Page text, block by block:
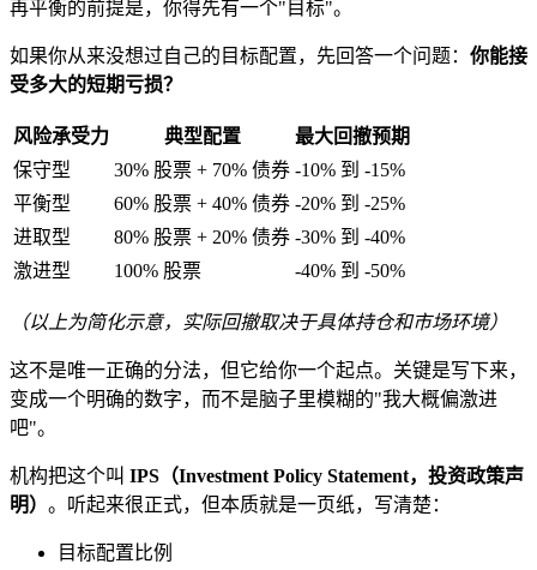
再平衡的前提是，你得先有一个"目标"。
如果你从来没想过自己的目标配置，先回答一个问题： 你能接
受多大的短期亏损？
风险承受力 典型配置
最大回撤预期
保守型
30% 股票 + 70% 债券 -10% 到 -15%
平衡型
60% 股票 + 40% 债券 -20% 到 -25%
进取型
80% 股票 + 20% 债券 -30% 到 -40%
激进型
100% 股票 -40% 到 -50%
（以上为简化示意，实际回撤取决于具体持仓和市场环境）
这不是唯一正确的分法，但它给你一个起点。关键是写下来，
变成一个明确的数字，而不是脑子里模糊的"我大概偏激进
吧"。
机构把这个叫 IPS（Investment Policy Statement，投资政策声
明） 。听起来很正式，但本质就是一页纸，写清楚：
目标配置比例